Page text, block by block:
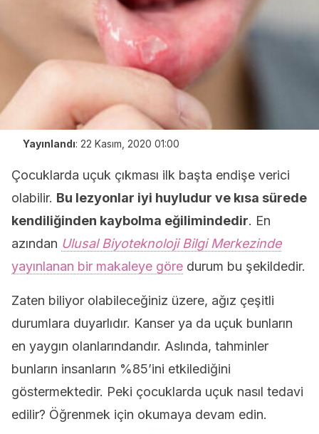
Yayınlandı: 22 Kasım, 2020 01:00
Çocuklarda uçuk çıkması ilk başta endişe verici
olabilir. Bu lezyonlar iyi huyludur ve kısa sürede
kendiliğinden kaybolma eğilimindedir. En
azından Ulusal Biyoteknoloji Bilgi Merkezinde
yayınlanan bir makaleye göre durum bu şekildedir.
Zaten biliyor olabileceğiniz üzere, ağız çeşitli
durumlara duyarlıdır. Kanser ya da uçuk bunların
en yaygın olanlarındandır. Aslında, tahminler
bunların insanların %85’ini etkilediğini
göstermektedir. Peki çocuklarda uçuk nasıl tedavi
edilir? Öğrenmek için okumaya devam edin.